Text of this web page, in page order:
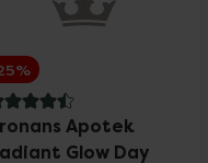
av 5 i omdöme
Apotek
Glow Day